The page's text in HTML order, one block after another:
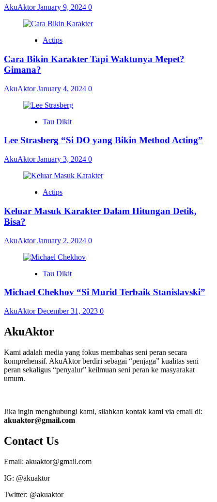
AkuAktorJanuary 9, 2024 0
Actips
Cara Bikin Karakter Tapi Waktunya Mepet?
Gimana?
AkuAktorJanuary 4, 2024 0
Tau Dikit
Lee Strasberg “Si DO yang Bikin Method Acting”
AkuAktorJanuary 3, 2024 0
Actips
Keluar Masuk Karakter Dalam Hitungan Detik,
Bisa?
AkuAktorJanuary 2, 2024 0
Tau Dikit
Michael Chekhov “Si Murid Terbaik Stanislavski”
AkuAktorDecember 31, 2023 0
AkuAktor
Kami adalah media yang fokus membahas seni peran secara
komprehensif. AkuAktor berdiri sebagai “penjaga” kualitas seni
peran sekaligus “penyalur” keilmuan seni peran ke masyarakat
umum.
Jika ingin menghubungi kami, silahkan kontak kami via email di:
akuaktor@gmail.com
Contact Us
Email: akuaktor@gmail.com
IG: @akuaktor
Twitter: @akuaktor